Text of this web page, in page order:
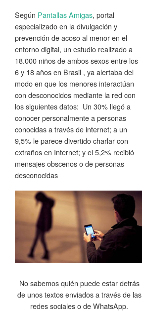
Según Pantallas Amigas, portal
especializado en la divulgación y
prevención de acoso al menor en el
entorno digital, un estudio realizado a
18.000 niños de ambos sexos entre los
6 y 18 años en Brasil , ya alertaba del
modo en que los menores interactúan
con desconocidos mediante la red con
los siguientes datos: Un 30% llegó a
conocer personalmente a personas
conocidas a través de internet; a un
9,5% le parece divertido charlar con
extraños en Internet; y el 5,2% recibió
mensajes obscenos o de personas
desconocidas
No sabemos quién puede estar detrás
de unos textos enviados a través de las
redes sociales o de WhatsApp.